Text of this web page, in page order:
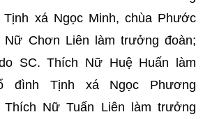
xá Ngọc Minh, chùa Phước
Nữ Chơn Liên làm trưởng đoàn;
SC. Thích Nữ Huệ Huấn làm
đình Tịnh xá Ngọc Phương
Thích Nữ Tuấn Liên làm trưởng